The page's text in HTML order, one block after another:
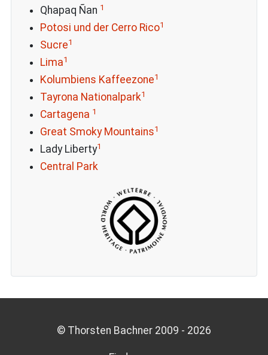
Qhapaq Ñan 1
Potosi und der Cerro Rico1
Sucre1
Lima1
Kolumbiens Kaffeezone1
Tayrona Nationalpark1
Cartagena 1
Great Smoky Mountains1
Lady Liberty1
Central Park
© Thorsten Bachner 2009 - 2026